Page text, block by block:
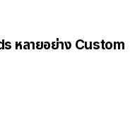
หลายอย่าง Custom